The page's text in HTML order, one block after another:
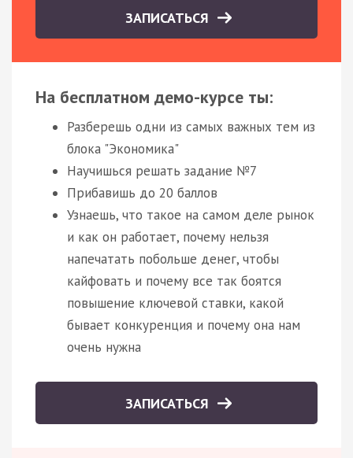
ЗАПИСАТЬСЯ
На бесплатном демо-курсе ты:
Разберешь одни из самых важных тем из
блока "Экономика"
Научишься решать задание №7
Прибавишь до 20 баллов
Узнаешь, что такое на самом деле рынок
и как он работает, почему нельзя
напечатать побольше денег, чтобы
кайфовать и почему все так боятся
повышение ключевой ставки, какой
бывает конкуренция и почему она нам
очень нужна
ЗАПИСАТЬСЯ